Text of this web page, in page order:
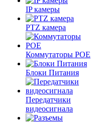
IP камеры
PTZ камера
Коммутаторы POE
Блоки Питания
Передатчики
видеосигнала